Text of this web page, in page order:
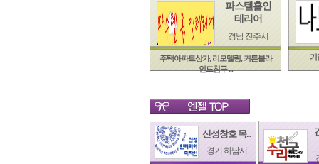
파스텔홈인
테리어
경남 진주시
주택아파트상가, 리모델링, 커튼블라
인드침구 ...
기
신성창호 목...
경기 하남시